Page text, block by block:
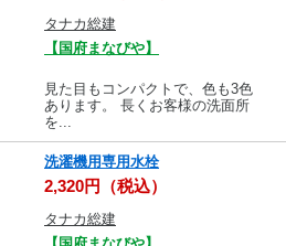
タナカ総建
【国府まなびや】
見た目もコンパクトで、色も3色
あります。 長くお客様の洗面所
を...
洗濯機用専用水栓
2,320円（税込）
タナカ総建